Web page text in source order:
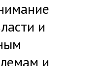
и
и